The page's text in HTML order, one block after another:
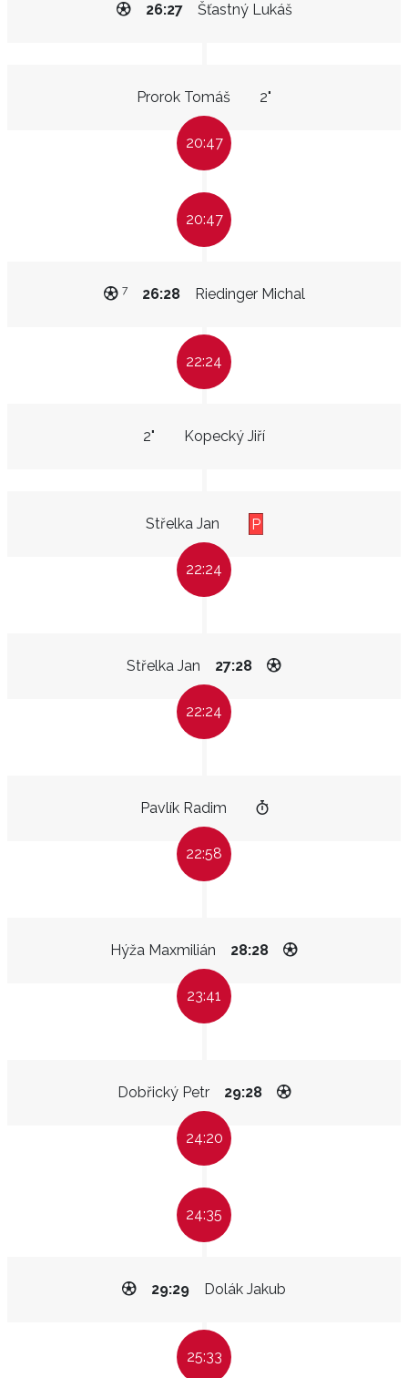
Šťastný Lukáš
26:27
Prorok Tomáš 2"
20:47
20:47
Riedinger Michal
26:28
7
22:24
Kopecký Jiří
2"
Střelka Jan P
22:24
Střelka Jan 27:28
22:24
Pavlík Radim
22:58
Hýža Maxmilián 28:28
23:41
Dobřický Petr 29:28
24:20
24:35
Dolák Jakub
29:29
25:33